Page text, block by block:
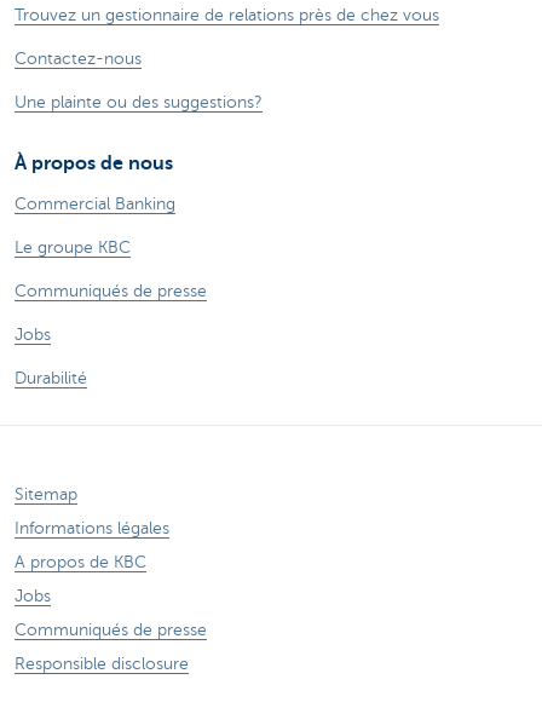
Trouvez un gestionnaire de relations près de chez vous
Contactez-nous
Une plainte ou des suggestions?
À propos de nous
Commercial Banking
Le groupe KBC
Communiqués de presse
Jobs
Durabilité
Sitemap
Informations légales
A propos de KBC
Jobs
Communiqués de presse
Responsible disclosure